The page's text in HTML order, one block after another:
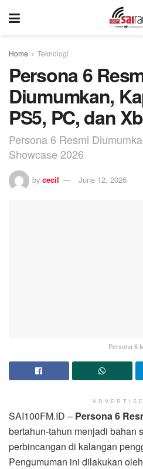
Home Teknologi
Persona 6
Diumumkan,
PS5, PC, dan
Persona 6 Resmi
Showcase 2026
by cecil June 12, 2026
Persona 6
SAI100FM.ID – Persona 6
bertahun-tahun menjadi bahan
perbincangan di kalangan
Pengumuman ini dilakukan